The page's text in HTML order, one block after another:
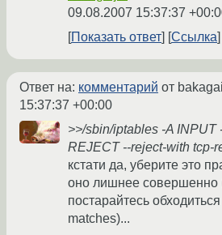
09.08.2007 15:37:37
Показать ответ
Ссылка
Ответ на: комментарий от
15:37:37 +00:00
>>/sbin/iptables -A INPUT
REJECT --reject-with tcp-
кстати да, уберите это
оно лишнее совершенно
постарайтесь
matches)...